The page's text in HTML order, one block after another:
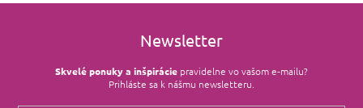
Newsletter
Skvelé ponuky a inšpirácie pravidelne vo vašom e‑mailu?
Prihláste sa k nášmu newsletteru.